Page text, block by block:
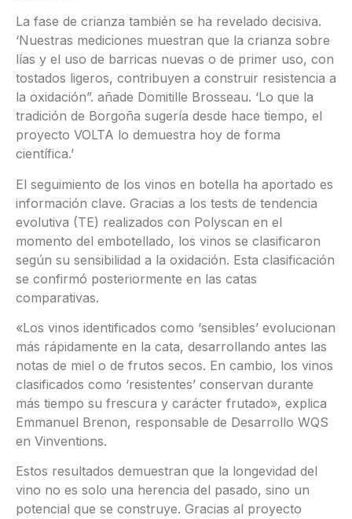
La fase de crianza también se ha revelado decisiva.
‘Nuestras mediciones muestran que la crianza sobre
lías y el uso de barricas nuevas o de primer uso, con
tostados ligeros, contribuyen a construir resistencia a
la oxidación”. añade Domitille Brosseau. ‘Lo que la
tradición de Borgoña sugería desde hace tiempo, el
proyecto VOLTA lo demuestra hoy de forma
científica.’
El seguimiento de los vinos en botella ha aportado es
información clave. Gracias a los tests de tendencia
evolutiva (TE) realizados con Polyscan en el
momento del embotellado, los vinos se clasificaron
según su sensibilidad a la oxidación. Esta clasificación
se confirmó posteriormente en las catas
comparativas.
«Los vinos identificados como ‘sensibles’ evolucionan
más rápidamente en la cata, desarrollando antes las
notas de miel o de frutos secos. En cambio, los vinos
clasificados como ‘resistentes’ conservan durante
más tiempo su frescura y carácter frutado», explica
Emmanuel Brenon, responsable de Desarrollo WQS
en Vinventions.
Estos resultados demuestran que la longevidad del
vino no es solo una herencia del pasado, sino un
potencial que se construye. Gracias al proyecto